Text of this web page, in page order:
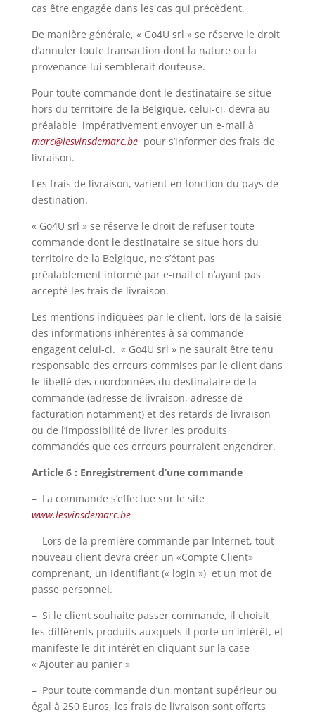
cas être engagée dans les cas qui précèdent.
De manière générale, « Go4U srl » se réserve le droit
d’annuler toute transaction dont la nature ou la
provenance lui semblerait douteuse.
Pour toute commande dont le destinataire se situe
hors du territoire de la Belgique, celui-ci, devra au
préalable impérativement envoyer un e-mail à
marc@lesvinsdemarc.be pour s’informer des frais de
livraison.
Les frais de livraison, varient en fonction du pays de
destination.
« Go4U srl » se réserve le droit de refuser toute
commande dont le destinataire se situe hors du
territoire de la Belgique, ne s’étant pas
préalablement informé par e-mail et n’ayant pas
accepté les frais de livraison.
Les mentions indiquées par le client, lors de la saisie
des informations inhérentes à sa commande
engagent celui-ci. « Go4U srl » ne saurait être tenu
responsable des erreurs commises par le client dans
le libellé des coordonnées du destinataire de la
commande (adresse de livraison, adresse de
facturation notamment) et des retards de livraison
ou de l’impossibilité de livrer les produits
commandés que ces erreurs pourraient engendrer.
Article 6 : Enregistrement d’une commande
– La commande s’effectue sur le site
www.lesvinsdemarc.be
– Lors de la première commande par Internet, tout
nouveau client devra créer un «Compte Client»
comprenant, un Identifiant (« login ») et un mot de
passe personnel.
– Si le client souhaite passer commande, il choisit
les différents produits auxquels il porte un intérêt, et
manifeste le dit intérêt en cliquant sur la case
« Ajouter au panier »
– Pour toute commande d’un montant supérieur ou
égal à 250 Euros, les frais de livraison sont offerts